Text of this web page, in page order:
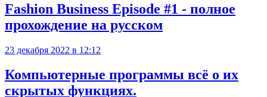
Fashion Business Episode #1 - полное
прохождение на русском
23 декабря 2022 в 12:12
Компьютерные программы всё о их
скрытых функциях.